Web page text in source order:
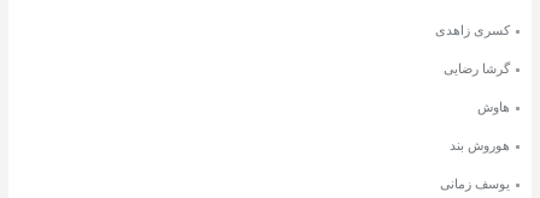
کسری زاهدی
گرشا رضایی
هاوش
هوروش بند
یوسف زمانی